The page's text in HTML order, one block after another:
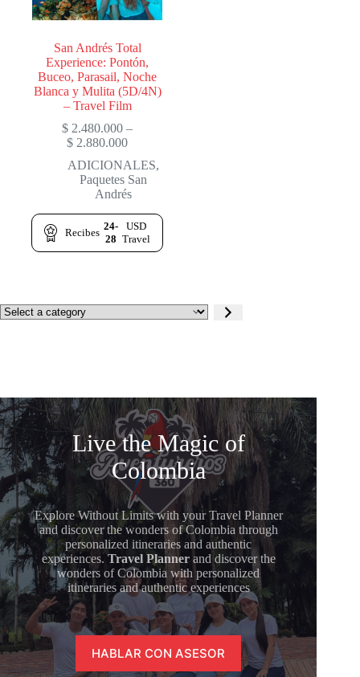
San Andrés Total
Experience: Pontón,
Buceo, Parasail, Noche
Blanca y Mulita (5D/4N)
– Travel Film
$ 2.480.000 –
$ 2.880.000Price
$ 2.480.000
through
$ 2.880.000
ADICIONALES,
Paquetes San
Andrés
Recibes
24-
28
USD
Travel
Select
a
Live the Magic of
Colombia
Explore Without Limits with your Travel Planner
and discover the wonders of Colombia through
personalized itineraries and authentic
experiences.Travel Plannerand discover the
wonders of Colombia with personalized
itineraries and authentic experiences
HABLAR CON ASESOR